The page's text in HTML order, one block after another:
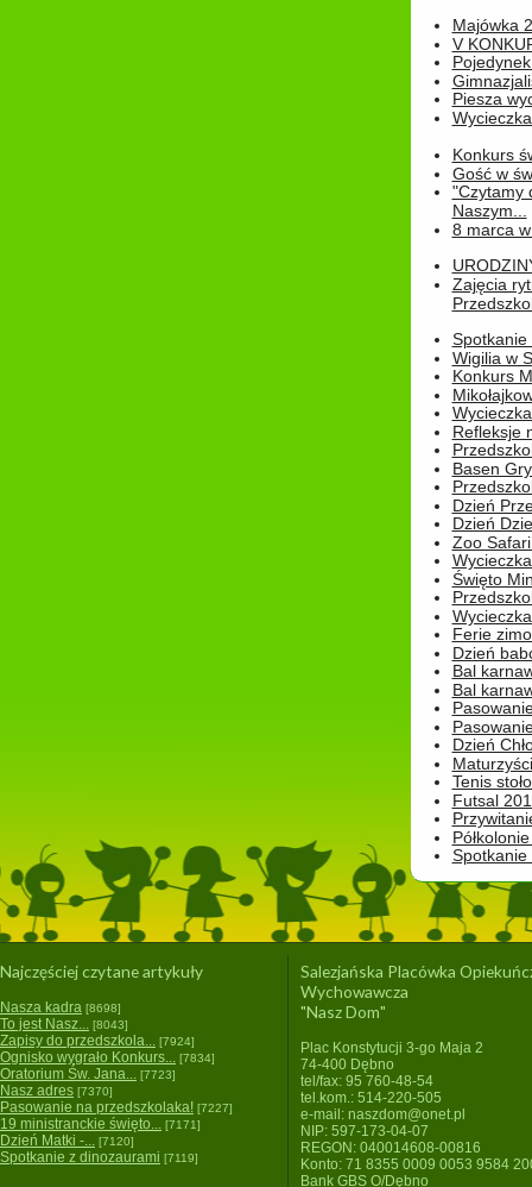
Majówka
V
Piesza
Konkurs
Gość w
"Czytamy
Naszym...
8 marca
Zajęcia
Spotkanie
Wigilia w
Konkurs
Refleksje
Basen
Dzień
Dzień
Zoo
Święto
Ferie
Dzień
Bal
Bal
Dzień
Tenis
Futsal
Najczęściej czytane artykuły
Nasza kadra [8698]
To jest Nasz... [8043]
Zapisy do przedszkola... [7924]
Ognisko wygrało Konkurs... [7834]
Oratorium Św. Jana... [7723]
Nasz adres [7370]
Pasowanie na przedszkolaka! [7227]
19 ministranckie święto... [7171]
Dzień Matki -... [7120]
Spotkanie z dinozaurami [7119]
Salezjańska Placówka
Wychowawcza
"Nasz Dom"
Plac Konstytucji 3-go Maja 2
74-400 Dębno
tel/fax: 95 760-48-54
tel.kom.: 514-220-505
e-mail: naszdom@onet.pl
NIP: 597-173-04-07
REGON: 040014608-00816
Konto: 71 8355 0009 0053 9584
Bank GBS O/Dębno